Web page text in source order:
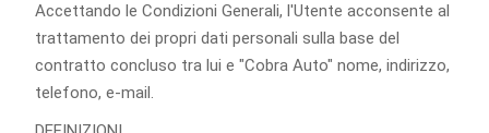
Accettando le Condizioni Generali, l'Utente acconsente al
trattamento dei propri dati personali sulla base del
contratto concluso tra lui e "Cobra Auto" nome, indirizzo,
telefono, e-mail.